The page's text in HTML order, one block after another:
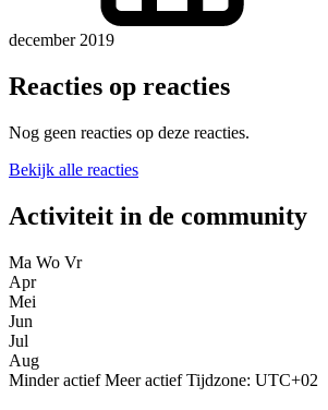
december 2019
Reacties op reacties
Nog geen reacties op deze reacties.
Bekijk alle reacties
Activiteit in de community
Ma Wo Vr
Apr
Mei
Jun
Jul
Aug
Minder actiefMeer actiefTijdzone: UTC+02